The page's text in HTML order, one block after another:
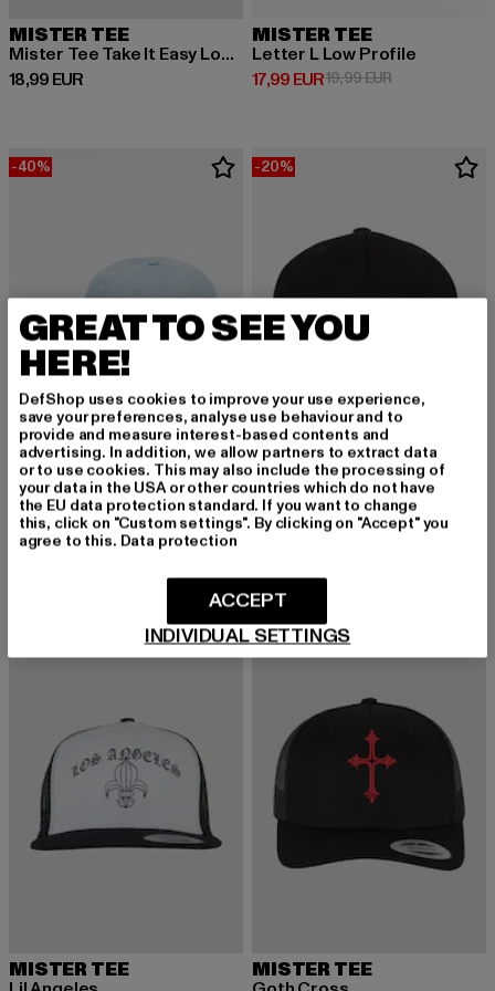
MISTER TEE
Mister Tee Take It Easy Low Profile Cotton Twill
18,99 EUR
Derzeitiger Preis: 18,99 EUR
MISTER TEE
Letter L Low Profile
17,99 EUR
Derzeitiger Preis: 17,99 EUR
19,99 EURAktionspreis:
-40%
MISTER TEE
Letter M Low Profile
11,99 EUR
Derzeitiger Preis: 11,99 EUR
19,99 EURAktionspreis: 19,99 EUR
-20%
MISTER TEE
Hustle Wording
MISTER TEE
NEU
MISTER TEE
GREAT TO SEE YOU
HERE!
DefShop uses cookies to improve your use experience,
save your preferences, analyse use behaviour and to
provide and measure interest-based contents and
advertising. In addition, we allow partners to extract data
or to use cookies. This may also include the processing of
your data in the USA or other countries which do not have
the EU data protection standard. If you want to change
this, click on "Custom settings". By clicking on "Accept" you
agree to this. Data protection
INDIVIDUAL SETTINGS
ACCEPT